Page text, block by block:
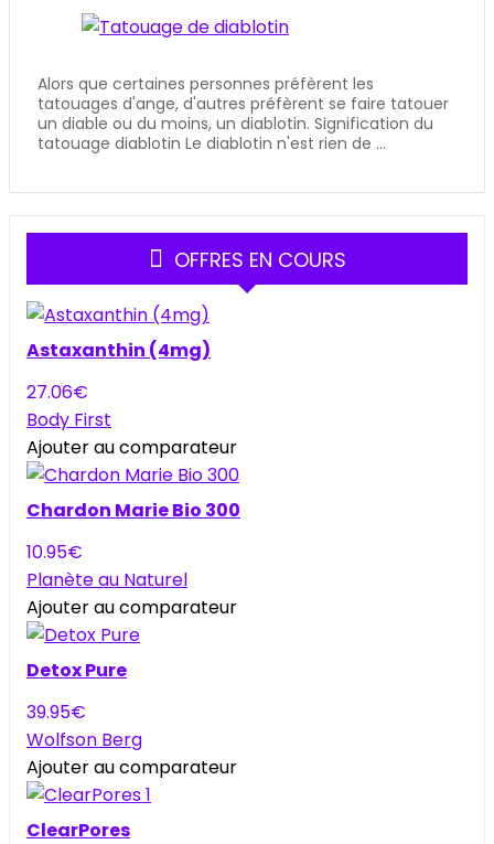
Alors que certaines personnes préfèrent les
tatouages d'ange, d'autres préfèrent se faire tatouer
un diable ou du moins, un diablotin. Signification du
tatouage diablotin Le diablotin n'est rien de ...
OFFRES EN COURS
Astaxanthin (4mg)
27.06€
Body First
Ajouter au comparateur
Chardon Marie Bio 300
10.95€
Planète au Naturel
Ajouter au comparateur
Detox Pure
39.95€
Wolfson Berg
Ajouter au comparateur
ClearPores